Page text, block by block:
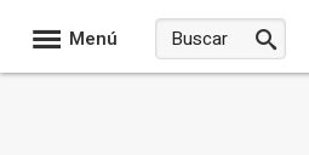
Menú